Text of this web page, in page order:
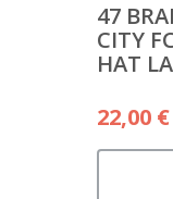
47
CITY
HAT
22,00 €